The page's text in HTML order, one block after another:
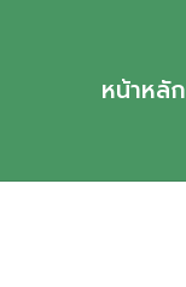
หน้าหลัก